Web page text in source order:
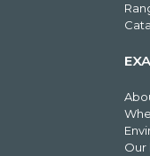
Our